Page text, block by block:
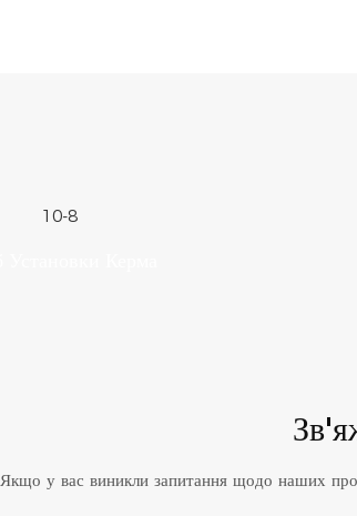
Якщо у вас виникли запитання щодо наших